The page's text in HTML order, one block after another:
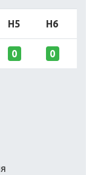
H5 H6
0 0